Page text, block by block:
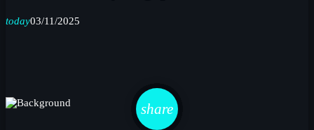
today03/11/2025
share
email